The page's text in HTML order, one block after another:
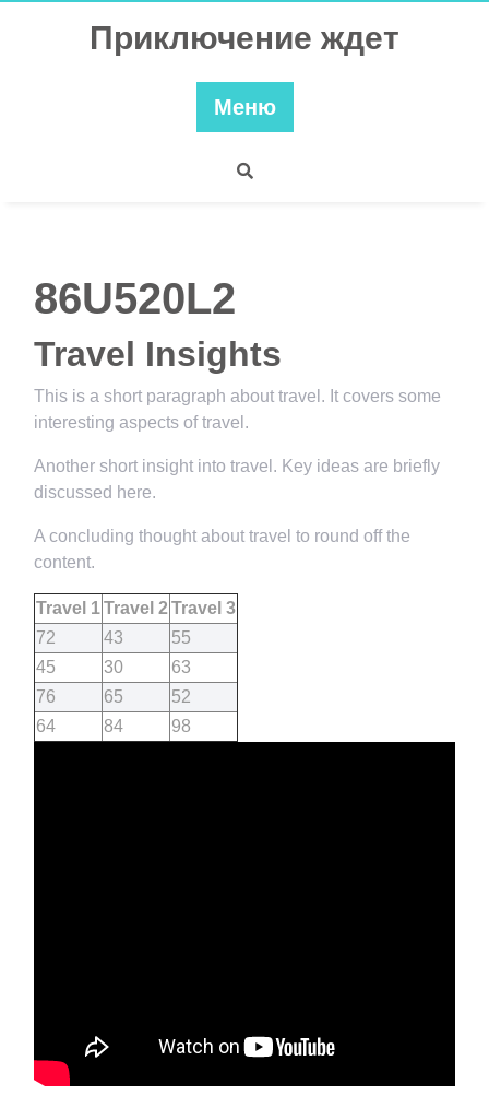
Приключение ждет
Меню
86U520L2
Travel Insights
This is a short paragraph about travel. It covers some
interesting aspects of travel.
Another short insight into travel. Key ideas are briefly
discussed here.
A concluding thought about travel to round off the
content.
Travel 1Travel 2 Travel 3
72
43
55
45
30
63
76
65
52
64
84 98